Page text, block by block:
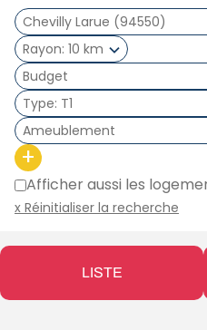
Rayon 10 km
Type T1
Ameublement
+
Afficher aussi les
x Réinitialiser la recherche
LISTE